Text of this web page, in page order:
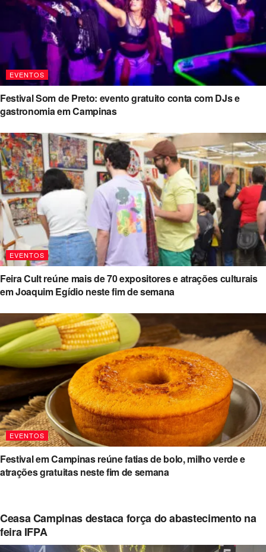
EVENTOS
Festival Som de Preto: evento gratuito conta com DJs e
gastronomia em Campinas
EVENTOS
Feira Cult reúne mais de 70 expositores e atrações culturais
em Joaquim Egídio neste fim de semana
EVENTOS
Festival em Campinas reúne fatias de bolo, milho verde e
atrações gratuitas neste fim de semana
Ceasa Campinas destaca força do abastecimento na
feira IFPA